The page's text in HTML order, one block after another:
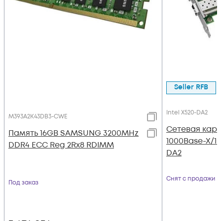
M393A2K43DB3-CWE
Память 16GB SAMSUNG 3200MHz
DDR4 ECC Reg 2Rx8 RDIMM
Под заказ
Seller RFB
Intel X520-DA2
Сетевая
1000Base-X/
DA2
Снят с продажи